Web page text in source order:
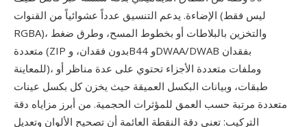
الإضاءة. يدعم التنسيق عدداً عشوائياً من القنوات (ليس فقط
RGBA)، والتخزين بالبلاطات أو بخطوط المسح، وطرق ضغط
متعددة (ZIP بدون فقدان، وB44 وDWAA/DWAB بفقدان
للمعاينة)، وملفات متعددة الأجزاء تحتوي على عدة مناظر أو
طبقات، وبيانات البكسل العميقة حيث يخزن كل بكسل عينات
متعددة مرتبة حسب العمق للمؤثرات الحجمية. من أبرز مزاياه دقة
التركيب: تعني دقة النقطة العائمة أن تصحيح الألوان وتعديل